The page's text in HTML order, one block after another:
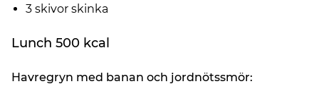
3 skivor skinka
Lunch 500 kcal
Havregryn med banan och jordnötssmör: